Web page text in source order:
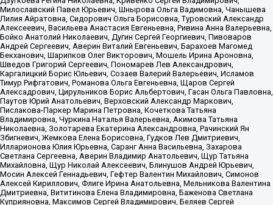
Милославский Павел Юрьевич, Шнырова Ольга Вадимовна, Чанышева
Лилия Айратовна, Сидорович Ольга Борисовна, Туровский Александр
Алексеевич, Васильева Анастасия Евгеньевна, Ривина Анна Валерьевна,
Бойко Анатолий Николаевич, Дугин Сергей Георгиевич, Пивоваров
Андрей Сергеевич, Аверин Виталий Евгеньевич, Барахоев Магомед
Бекханович, Шарипков Олег Викторович, Мошель Ирина Ароновна,
Шведов Григорий Сергеевич, Пономарев Лев Александрович,
Каргалицкий Борис Юльевич, Созаев Валерий Валерьевич, Исламов
Тимур Рифгатович, Романова Ольга Евгеньевна, Щаров Сергей
Алексадрович, Цирульников Борис Альбертович, Гасан Ольга Павловна,
Паутов Юрий Анатольевич, Верховский Александр Маркович,
Пислакова-Паркер Марина Петровна, Кочеткова Татьяна
Владимировна, Чуркина Наталья Валерьевна, Акимова Татьяна
Николаевна, Золотарева Екатерина Александровна, Рачинский Ян
Збигневич, Жемкова Елена Борисовна, Гудков Лев Дмитриевич,
Илларионова Юлия Юрьевна, Саранг Анна Васильевна, Захарова
Светлана Сергеевна, Аверин Владимир Анатольевич, Щур Татьяна
Михайловна, Щур Николай Алексеевич, Блинушов Андрей Юрьевич,
Мосин Алексей Геннадьевич, Гефтер Валентин Михайлович, Симонов
Алексей Кириллович, Флиге Ирина Анатольевна, Мельникова Валентина
Дмитриевна, Вититинова Елена Владимировна, Баженова Светлана
Куприяновна, Максимов Сергей Владимирович, Беляев Сергей